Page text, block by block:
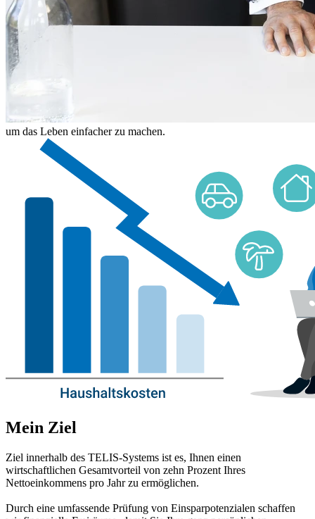
um das Leben einfacher zu machen.
Mein Ziel
Ziel innerhalb des TELIS-Systems ist es, Ihnen einen
wirtschaftlichen Gesamtvorteil von zehn Prozent Ihres
Nettoeinkommens pro Jahr zu ermöglichen.
Durch eine umfassende Prüfung von Einsparpotenzialen schaffen